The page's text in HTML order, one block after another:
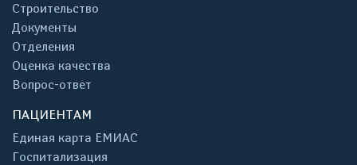
Строительство
Документы
Отделения
Оценка качества
Вопрос-ответ
ПАЦИЕНТАМ
Единая карта ЕМИАС
Госпитализация